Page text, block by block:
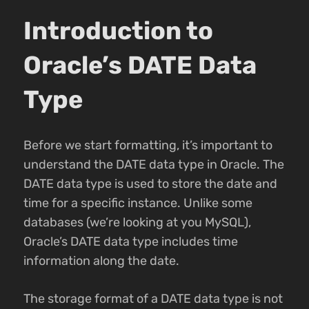
Introduction to
Oracle’s DATE Data
Type
Before we start formatting, it’s important to
understand the DATE data type in Oracle. The
DATE data type is used to store the date and
time for a specific instance. Unlike some
databases (we’re looking at you MySQL),
Oracle’s DATE data type includes time
information along the date.
The storage format of a DATE data type is not